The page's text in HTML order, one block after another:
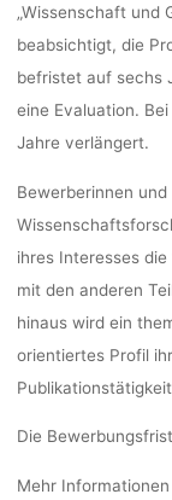
„Wissenschaft und
beabsichtigt, die
befristet auf sechs
eine Evaluation.
Jahre verlängert.
Bewerberinnen
ihres Interesses
mit den anderen
hinaus wird ein
orientiertes Profil
Die
Mehr